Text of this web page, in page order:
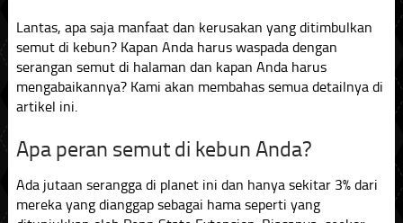
Lantas, apa saja manfaat dan kerusakan yang ditimbulkan
semut di kebun? Kapan Anda harus waspada dengan
serangan semut di halaman dan kapan Anda harus
mengabaikannya? Kami akan membahas semua detailnya di
artikel ini.
Apa peran semut di kebun Anda?
Ada jutaan serangga di planet ini dan hanya sekitar 3% dari
mereka yang dianggap sebagai hama seperti yang